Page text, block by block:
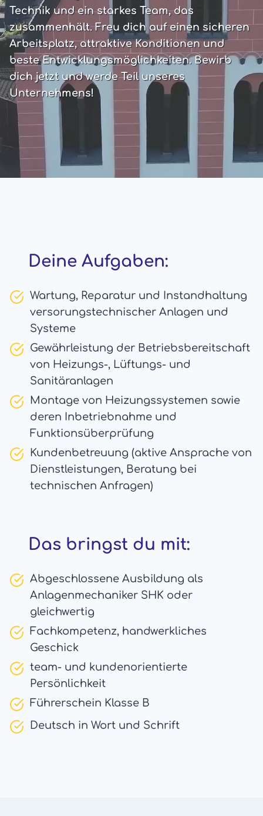
Technik und ein starkes Team, das
zusammenhält. Freu dich auf einen sicheren
Arbeitsplatz, attraktive Konditionen und
beste Entwicklungsmöglichkeiten. Bewirb
dich jetzt und werde Teil unseres
Unternehmens!
Deine Aufgaben:
Wartung, Reparatur und Instandhaltung
versorungstechnischer Anlagen und
Systeme
Gewährleistung der Betriebsbereitschaft
von Heizungs-, Lüftungs- und
Sanitäranlagen
Montage von Heizungssystemen sowie
deren Inbetriebnahme und
Funktionsüberprüfung
Kundenbetreuung (aktive Ansprache von
Dienstleistungen, Beratung bei
technischen Anfragen)
Das bringst du mit:
Abgeschlossene Ausbildung als
Anlagenmechaniker SHK oder
gleichwertig
Fachkompetenz, handwerkliches
Geschick
team- und kundenorientierte
Persönlichkeit
Führerschein Klasse B
Deutsch in Wort und Schrift